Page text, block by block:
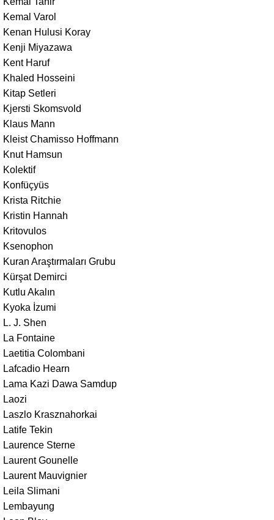
Kemal Varol
Kenan Hulusi Koray
Kenji Miyazawa
Kent Haruf
Khaled Hosseini
Kitap Setleri
Kjersti Skomsvold
Klaus Mann
Kleist Chamisso Hoffmann
Knut Hamsun
Kolektif
Konfüçyüs
Krista Ritchie
Kristin Hannah
Kritovulos
Ksenophon
Kuran Araştırmaları Grubu
Kürşat Demirci
Kutlu Akalın
Kyoka İzumi
L. J. Shen
La Fontaine
Laetitia Colombani
Lafcadio Hearn
Lama Kazi Dawa Samdup
Laozi
Laszlo Krasznahorkai
Latife Tekin
Laurence Sterne
Laurent Gounelle
Laurent Mauvignier
Leila Slimani
Lembayung